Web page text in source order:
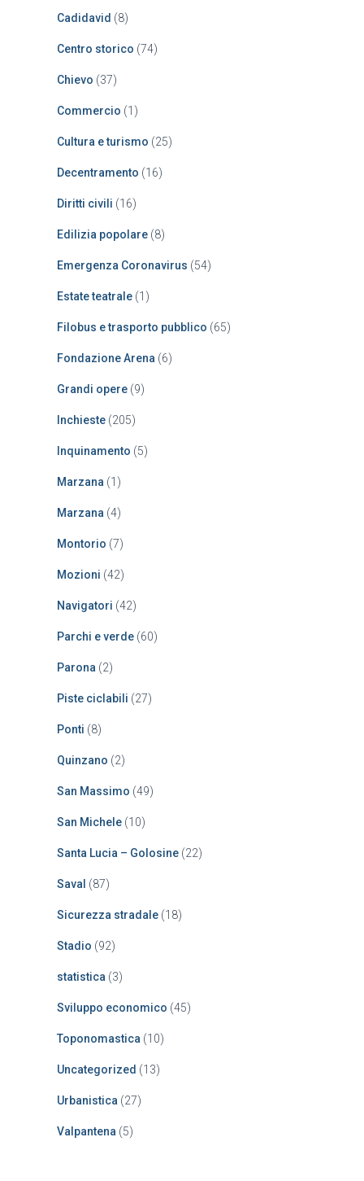
Cadidavid (8)
Centro storico (74)
Chievo (37)
Commercio (1)
Cultura e turismo (25)
Decentramento (16)
Diritti civili (16)
Edilizia popolare (8)
Emergenza Coronavirus (54)
Estate teatrale (1)
Filobus e trasporto pubblico (65)
Fondazione Arena (6)
Grandi opere (9)
Inchieste (205)
Inquinamento (5)
Marzana (1)
Marzana (4)
Montorio (7)
Mozioni (42)
Navigatori (42)
Parchi e verde (60)
Parona (2)
Piste ciclabili (27)
Ponti (8)
Quinzano (2)
San Massimo (49)
San Michele (10)
Santa Lucia – Golosine (22)
Saval (87)
Sicurezza stradale (18)
Stadio (92)
statistica (3)
Sviluppo economico (45)
Toponomastica (10)
Uncategorized (13)
Urbanistica (27)
Valpantena (5)